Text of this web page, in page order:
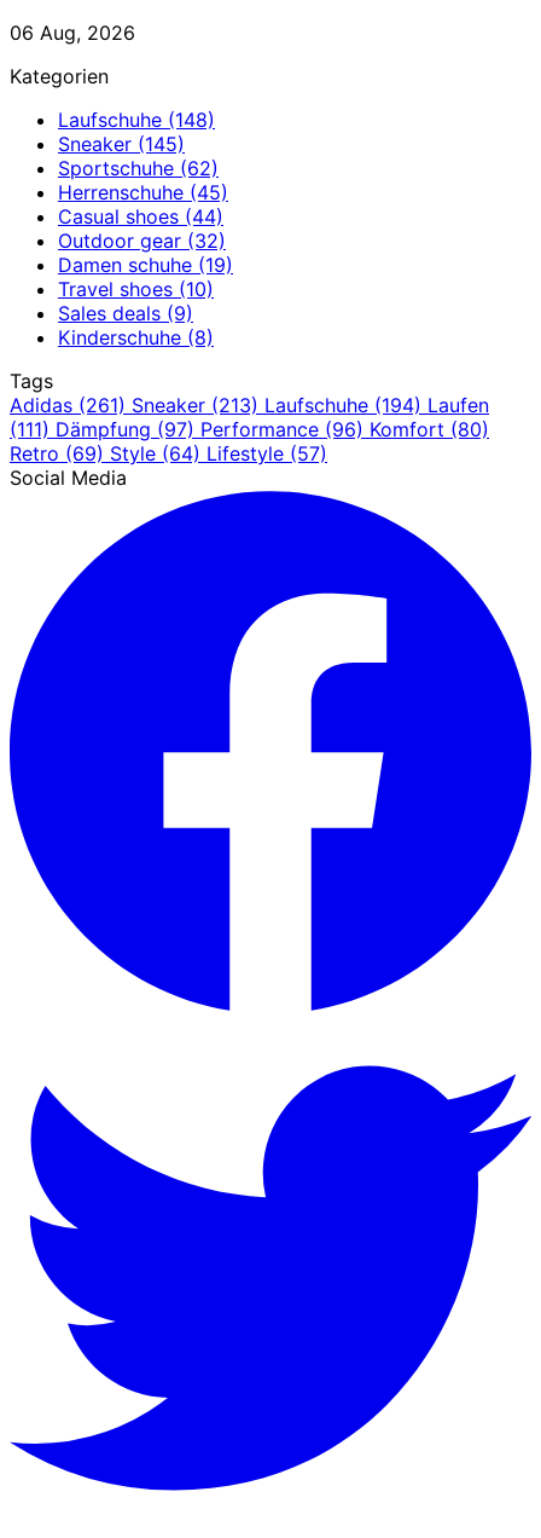
06 Aug, 2026
Kategorien
Laufschuhe (148)
Sneaker (145)
Sportschuhe (62)
Herrenschuhe (45)
Casual shoes (44)
Outdoor gear (32)
Damen schuhe (19)
Travel shoes (10)
Sales deals (9)
Kinderschuhe (8)
Tags
Adidas (261) Sneaker (213) Laufschuhe (194) Laufen
(111) Dämpfung (97) Performance (96) Komfort (80)
Retro (69) Style (64) Lifestyle (57)
Social Media